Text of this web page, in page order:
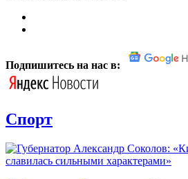
Подпишитесь на нас в:
Спорт